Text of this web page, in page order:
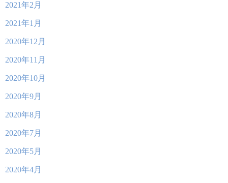
2021年2月
2021年1月
2020年12月
2020年11月
2020年10月
2020年9月
2020年8月
2020年7月
2020年5月
2020年4月